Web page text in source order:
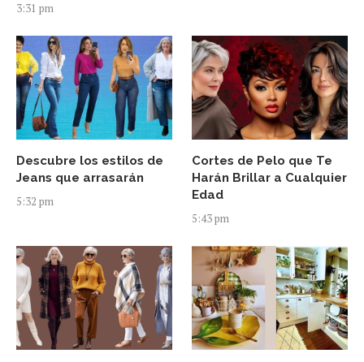
3:31 pm
Descubre los estilos de
Jeans que arrasarán
5:32 pm
Cortes de Pelo que Te
Harán Brillar a Cualquier
Edad
5:43 pm